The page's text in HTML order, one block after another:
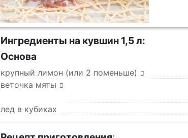
Ингредиенты на кувшин 1,5 л:
Основа
крупный лимон (или 2 поменьше)
веточка мяты
лед в кубиках